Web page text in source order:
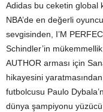
Adidas bu ceketin global
NBA’de en değerli
sevgisinden, I’M
Schindler’in
AUTHOR arması için
hikayesini
futbolcusu Paulo
dünya şampiyonu